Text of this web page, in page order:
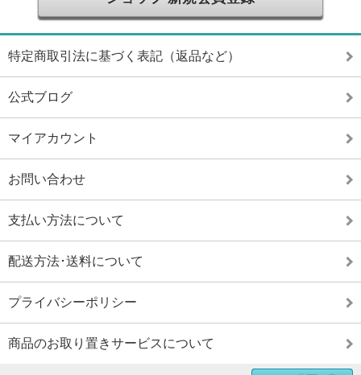
特定商取引法に基づく表記（返品など）
公式ブログ
マイアカウント
お問い合わせ
支払い方法について
配送方法･送料について
プライバシーポリシー
商品のお取り置きサービスについて